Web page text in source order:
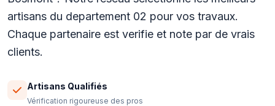
artisans du departement 02 pour vos travaux.
Chaque partenaire est verifie et note par de vrais
clients.
Artisans Qualifiés
Vérification rigoureuse des pros